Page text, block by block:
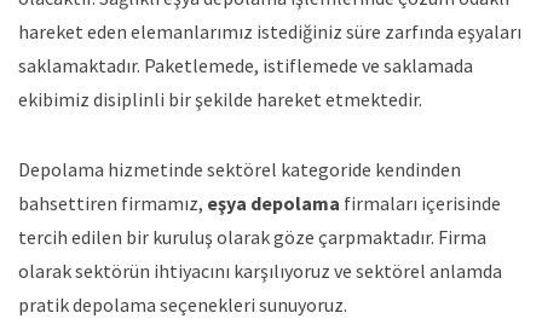
hareket eden elemanlarımız istediğiniz süre zarfında eşyaları
saklamaktadır. Paketlemede, istiflemede ve saklamada
ekibimiz disiplinli bir şekilde hareket etmektedir.
Depolama hizmetinde sektörel kategoride kendinden
bahsettiren firmamız, eşya depolama firmaları içerisinde
tercih edilen bir kuruluş olarak göze çarpmaktadır. Firma
olarak sektörün ihtiyacını karşılıyoruz ve sektörel anlamda
pratik depolama seçenekleri sunuyoruz.